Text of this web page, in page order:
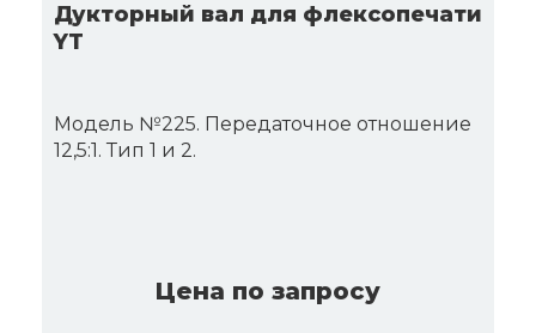
Дукторный вал для флексопечати
YT
Модель №225. Передаточное отношение
12,5:1. Тип 1 и 2.
Цена по запросу